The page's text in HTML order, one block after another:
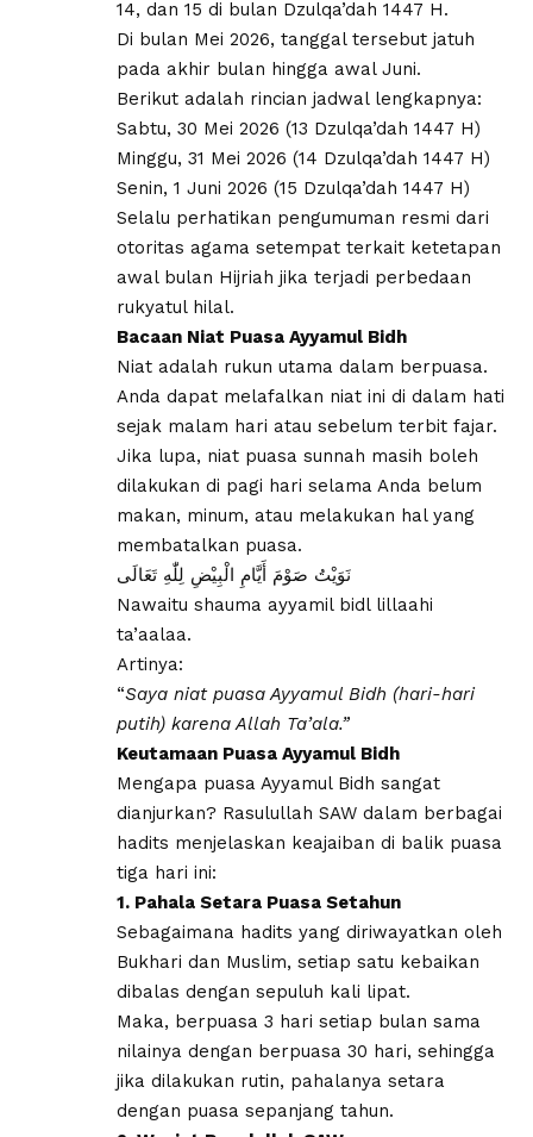
14, dan 15 di bulan Dzulqa’dah 1447 H.
Di bulan Mei 2026, tanggal tersebut jatuh
pada akhir bulan hingga awal Juni.
​Berikut adalah rincian jadwal lengkapnya:
Sabtu, 30 Mei 2026 (13 Dzulqa’dah 1447 H)
​Minggu, 31 Mei 2026 (14 Dzulqa’dah 1447 H)
​Senin, 1 Juni 2026 (15 Dzulqa’dah 1447 H)
Selalu perhatikan pengumuman resmi dari
otoritas agama setempat terkait ketetapan
awal bulan Hijriah jika terjadi perbedaan
rukyatul hilal.
Bacaan Niat Puasa Ayyamul Bidh
​Niat adalah rukun utama dalam berpuasa.
Anda dapat melafalkan niat ini di dalam hati
sejak malam hari atau sebelum terbit fajar.
Jika lupa, niat puasa sunnah masih boleh
dilakukan di pagi hari selama Anda belum
makan, minum, atau melakukan hal yang
membatalkan puasa.
نَوَيْتُ صَوْمَ أَيَّامِ الْبِيْضِ لِلّٰهِ تَعَالَى
Nawaitu shauma ayyamil bidl lillaahi
ta’aalaa.
​Artinya:
“Saya niat puasa Ayyamul Bidh (hari-hari
putih) karena Allah Ta’ala.”
Keutamaan Puasa Ayyamul Bidh
​Mengapa puasa Ayyamul Bidh sangat
dianjurkan? Rasulullah SAW dalam berbagai
hadits menjelaskan keajaiban di balik puasa
tiga hari ini:
1. Pahala Setara Puasa Setahun
​Sebagaimana hadits yang diriwayatkan oleh
Bukhari dan Muslim, setiap satu kebaikan
dibalas dengan sepuluh kali lipat.
Maka, berpuasa 3 hari setiap bulan sama
nilainya dengan berpuasa 30 hari, sehingga
jika dilakukan rutin, pahalanya setara
dengan puasa sepanjang tahun.